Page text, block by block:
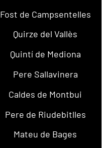
Fost de Campsentelles
Quirze del Vallès
Quintí de Mediona
Pere Sallavinera
Caldes de Montbui
Pere de Riudebitlles
Mateu de Bages